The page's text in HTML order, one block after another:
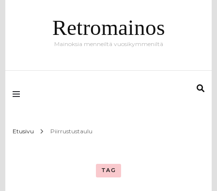
Retromainos
Mainoksia menneiltä vuosikymmeniltä
Etusivu Piirrustustaulu
TAG